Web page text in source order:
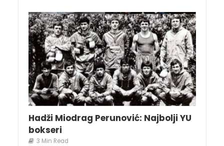
Hadži Miodrag Perunović: Najbolji YU
bokseri
3 Min Read